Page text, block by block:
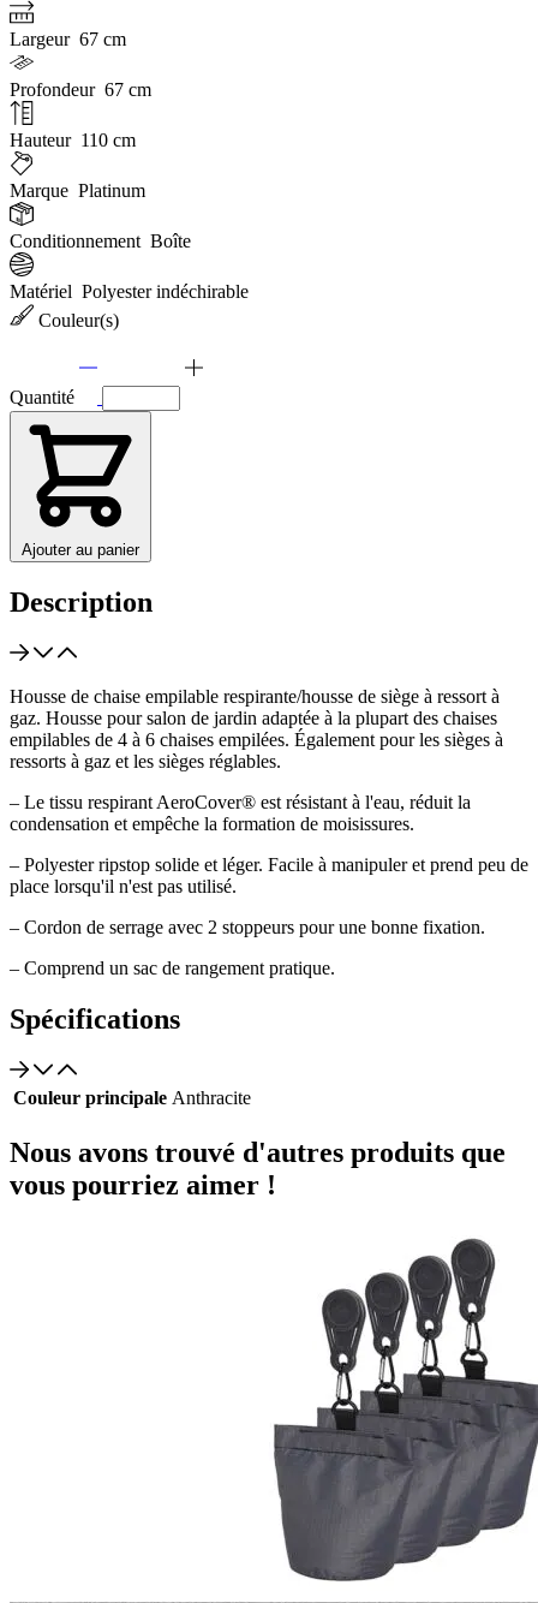
Largeur 67 cm
Profondeur 67 cm
Hauteur 110 cm
Marque Platinum
Conditionnement Boîte
Matériel Polyester indéchirable
Couleur(s)
Quantité
Ajouter au panier
Description
Housse de chaise empilable respirante/housse de siège à ressort à
gaz. Housse pour salon de jardin adaptée à la plupart des chaises
empilables de 4 à 6 chaises empilées. Également pour les sièges à
ressorts à gaz et les sièges réglables.
– Le tissu respirant AeroCover® est résistant à l'eau, réduit la
condensation et empêche la formation de moisissures.
– Polyester ripstop solide et léger. Facile à manipuler et prend peu de
place lorsqu'il n'est pas utilisé.
– Cordon de serrage avec 2 stoppeurs pour une bonne fixation.
– Comprend un sac de rangement pratique.
Spécifications
Couleur principale Anthracite
Nous avons trouvé d'autres produits que
vous pourriez aimer !